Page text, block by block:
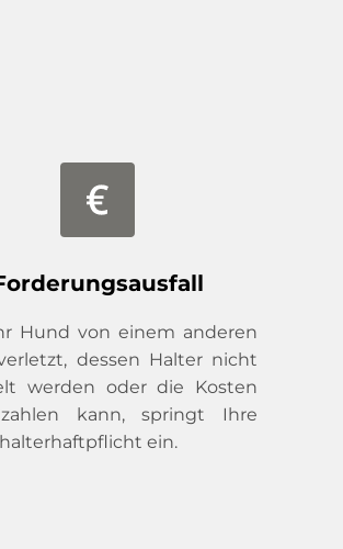
Hund von einem anderen
dessen Halter nicht
werden oder die Kosten
kann, springt Ihre
ein.